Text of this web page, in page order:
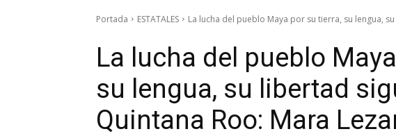
Portada ESTATALES La lucha del pueblo Maya por su tierra, su lengua,
La lucha del pueblo
su lengua, su libertad
Quintana Roo: Mara